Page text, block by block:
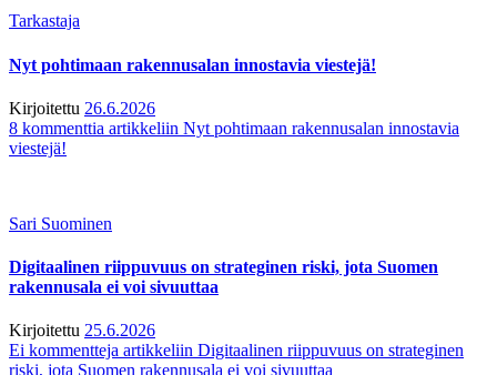
Tarkastaja
Nyt pohtimaan rakennusalan innostavia viestejä!
Kirjoitettu 26.6.2026
8 kommenttia artikkeliin Nyt pohtimaan rakennusalan innostavia
viestejä!
Sari Suominen
Digitaalinen riippuvuus on strateginen riski, jota Suomen
rakennusala ei voi sivuuttaa
Kirjoitettu 25.6.2026
Ei kommentteja artikkeliin Digitaalinen riippuvuus on strateginen
riski, jota Suomen rakennusala ei voi sivuuttaa